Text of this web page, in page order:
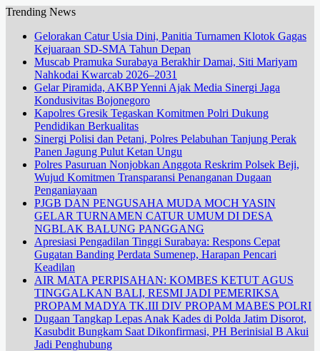
Trending News
Gelorakan Catur Usia Dini, Panitia Turnamen Klotok Gagas
Kejuaraan SD-SMA Tahun Depan
Muscab Pramuka Surabaya Berakhir Damai, Siti Mariyam
Nahkodai Kwarcab 2026–2031
Gelar Piramida, AKBP Yenni Ajak Media Sinergi Jaga
Kondusivitas Bojonegoro
Kapolres Gresik Tegaskan Komitmen Polri Dukung
Pendidikan Berkualitas
Sinergi Polisi dan Petani, Polres Pelabuhan Tanjung Perak
Panen Jagung Pulut Ketan Ungu
Polres Pasuruan Nonjobkan Anggota Reskrim Polsek Beji,
Wujud Komitmen Transparansi Penanganan Dugaan
Penganiayaan
PJGB DAN PENGUSAHA MUDA MOCH YASIN
GELAR TURNAMEN CATUR UMUM DI DESA
NGBLAK BALUNG PANGGANG
Apresiasi Pengadilan Tinggi Surabaya: Respons Cepat
Gugatan Banding Perdata Sumenep, Harapan Pencari
Keadilan
AIR MATA PERPISAHAN: KOMBES KETUT AGUS
TINGGALKAN BALI, RESMI JADI PEMERIKSA
PROPAM MADYA TK.III DIV PROPAM MABES POLRI
Dugaan Tangkap Lepas Anak Kades di Polda Jatim Disorot,
Kasubdit Bungkam Saat Dikonfirmasi, PH Berinisial B Akui
Jadi Penghubung